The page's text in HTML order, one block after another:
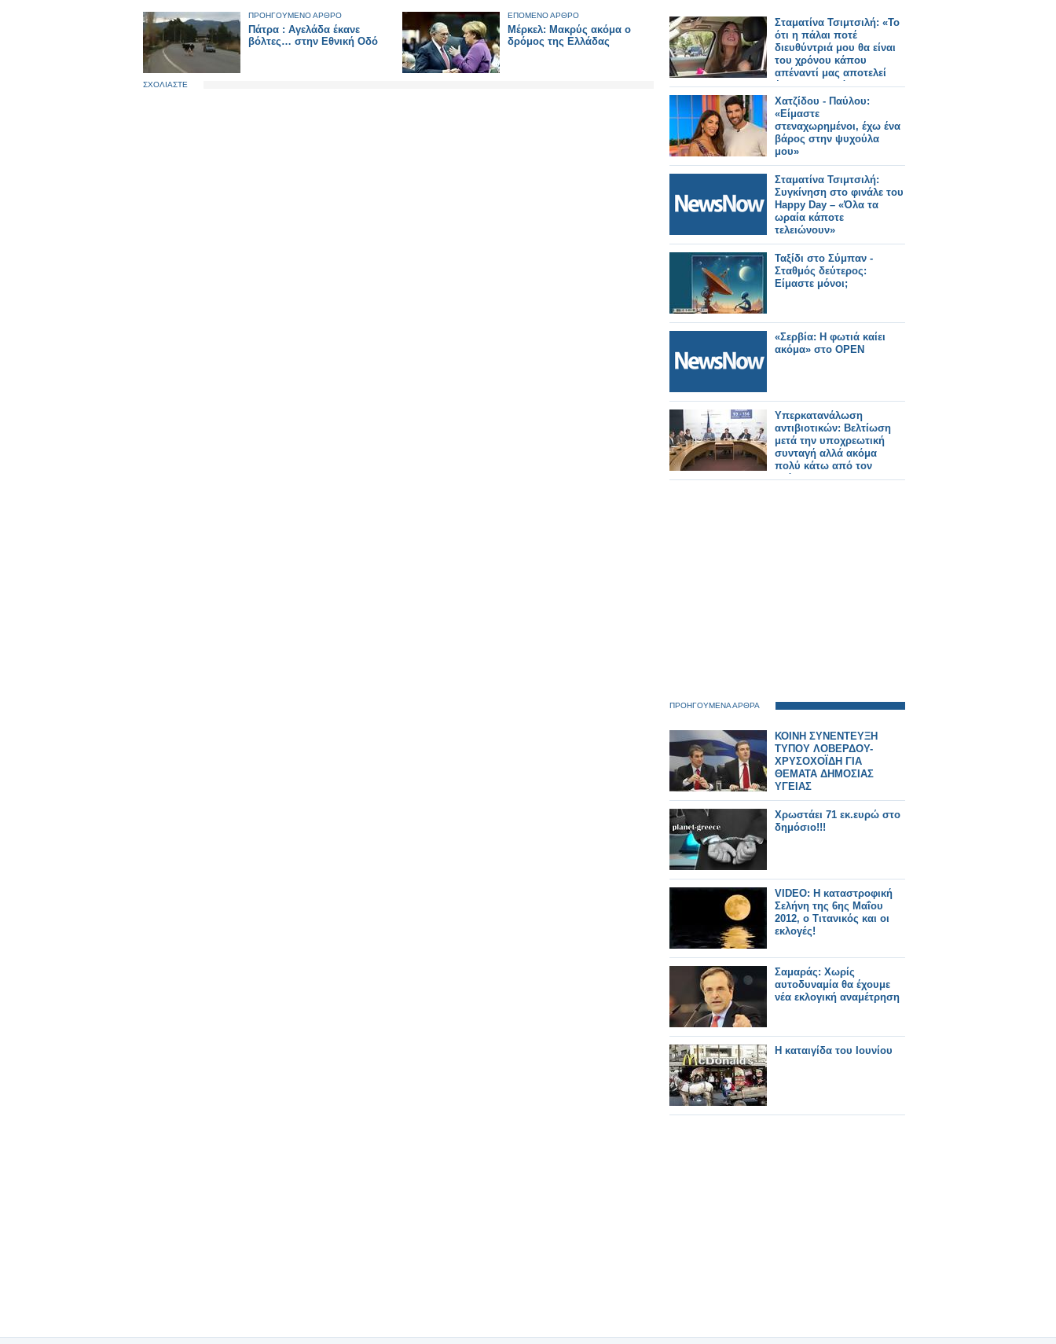
ΠΡΟΗΓΟΥΜΕΝΟ ΑΡΘΡΟ
Πάτρα : Αγελάδα έκανε
βόλτες… στην Εθνική Οδό
ΕΠΟΜΕΝΟ ΑΡΘΡΟ
Μέρκελ: Μακρύς ακόμα ο
δρόμος της Ελλάδας
ΣΧΟΛΙΑΣΤΕ
Σταματίνα Τσιμτσιλή: «Το
ότι η πάλαι ποτέ
διευθύντριά μου θα είναι
του χρόνου κάπου
απέναντί μας αποτελεί
ένα ιντριγκαδόρικο
σχέδιο»
Χατζίδου - Παύλου:
«Είμαστε
στεναχωρημένοι, έχω ένα
βάρος στην ψυχούλα
μου»
Σταματίνα Τσιμτσιλή:
Συγκίνηση στο φινάλε του
Happy Day – «Όλα τα
ωραία κάποτε
τελειώνουν»
Ταξίδι στο Σύμπαν -
Σταθμός δεύτερος:
Είμαστε μόνοι;
«Σερβία: Η φωτιά καίει
ακόμα» στο OPEN
Υπερκατανάλωση
αντιβιοτικών: Βελτίωση
μετά την υποχρεωτική
συνταγή αλλά ακόμα
πολύ κάτω από τον
στόχο!
ΠΡΟΗΓΟΥΜΕΝΑ ΑΡΘΡΑ
ΚΟΙΝΗ ΣΥΝΕΝΤΕΥΞΗ
ΤΥΠΟΥ ΛΟΒΕΡΔΟΥ-
ΧΡΥΣΟΧΟΪΔΗ ΓΙΑ
ΘΕΜΑΤΑ ΔΗΜΟΣΙΑΣ
ΥΓΕΙΑΣ
Χρωστάει 71 εκ.ευρώ στο
δημόσιο!!!
VIDEO: H καταστροφική
Σελήνη της 6ης Μαΐου
2012, ο Τιτανικός και οι
εκλογές!
Σαμαράς: Χωρίς
αυτοδυναμία θα έχουμε
νέα εκλογική αναμέτρηση
Η καταιγίδα του Ιουνίου